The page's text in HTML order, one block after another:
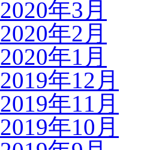
2020年3月
2020年2月
2020年1月
2019年12月
2019年11月
2019年10月